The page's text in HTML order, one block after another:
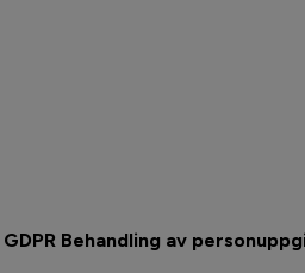
GDPR Behandling av